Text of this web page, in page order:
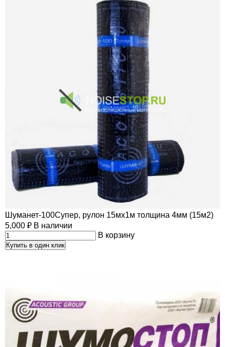
Шуманет-100Супер, рулон 15мх1м толщина 4мм (15м2)
5,000 ₽ В наличии
В корзину
Купить в один клик